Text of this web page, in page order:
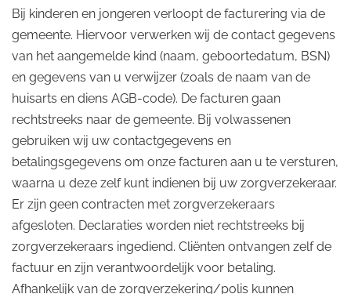
Bij kinderen en jongeren verloopt de facturering via de
gemeente. Hiervoor verwerken wij de contact gegevens
van het aangemelde kind (naam, geboortedatum, BSN)
en gegevens van u verwijzer (zoals de naam van de
huisarts en diens AGB-code). De facturen gaan
rechtstreeks naar de gemeente. Bij volwassenen
gebruiken wij uw contactgegevens en
betalingsgegevens om onze facturen aan u te versturen,
waarna u deze zelf kunt indienen bij uw zorgverzekeraar.
Er zijn geen contracten met zorgverzekeraars
afgesloten. Declaraties worden niet rechtstreeks bij
zorgverzekeraars ingediend. Cliënten ontvangen zelf de
factuur en zijn verantwoordelijk voor betaling.
Afhankelijk van de zorgverzekering/polis kunnen